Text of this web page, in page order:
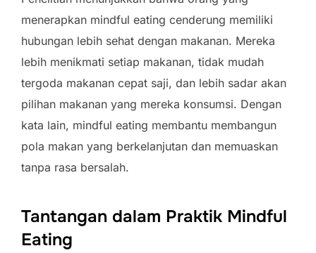
menerapkan mindful eating cenderung memiliki
hubungan lebih sehat dengan makanan. Mereka
lebih menikmati setiap makanan, tidak mudah
tergoda makanan cepat saji, dan lebih sadar akan
pilihan makanan yang mereka konsumsi. Dengan
kata lain, mindful eating membantu membangun
pola makan yang berkelanjutan dan memuaskan
tanpa rasa bersalah.
Tantangan dalam Praktik Mindful
Eating